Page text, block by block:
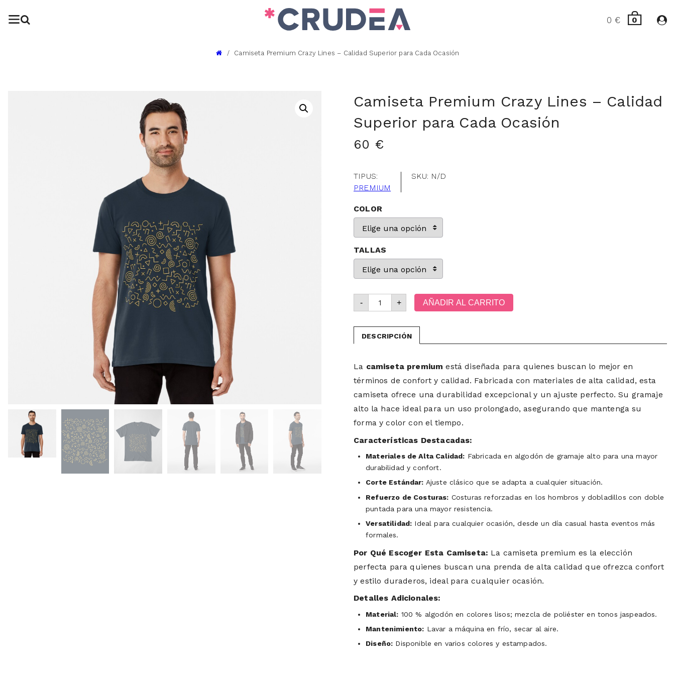
0 € 0
Camiseta Premium Crazy Lines – Calidad Superior para Cada Ocasión
Camiseta Premium Crazy Lines – Calidad
Superior para Cada Ocasión
60 €
TIPUS:
PREMIUM
SKU: N/D
COLOR
TALLAS
- + AÑADIR AL CARRITO
DESCRIPCIÓN
La camiseta premium está diseñada para quienes buscan lo mejor en
términos de confort y calidad. Fabricada con materiales de alta calidad, esta
camiseta ofrece una durabilidad excepcional y un ajuste perfecto. Su gramaje
alto la hace ideal para un uso prolongado, asegurando que mantenga su
forma y color con el tiempo.
Características Destacadas:
Materiales de Alta Calidad: Fabricada en algodón de gramaje alto para una mayor
durabilidad y confort.
Corte Estándar: Ajuste clásico que se adapta a cualquier situación.
Refuerzo de Costuras: Costuras reforzadas en los hombros y dobladillos con doble
puntada para una mayor resistencia.
Versatilidad: Ideal para cualquier ocasión, desde un día casual hasta eventos más
formales.
Por Qué Escoger Esta Camiseta: La camiseta premium es la elección
perfecta para quienes buscan una prenda de alta calidad que ofrezca confort
y estilo duraderos, ideal para cualquier ocasión.
Detalles Adicionales:
Material: 100 % algodón en colores lisos; mezcla de poliéster en tonos jaspeados.
Mantenimiento: Lavar a máquina en frío, secar al aire.
Diseño: Disponible en varios colores y estampados.